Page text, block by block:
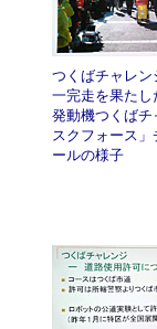
つくばチャレン
一完走を果たし
発動機つくばチ
スクフォース
ールの様子